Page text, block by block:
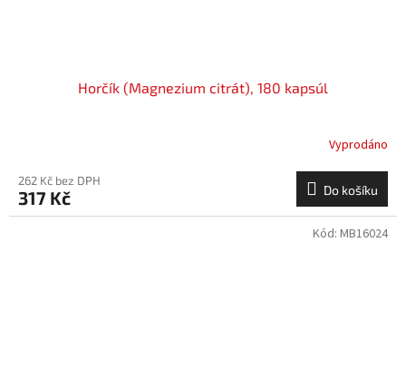
Horčík (Magnezium citrát), 180 kapsúl
Vyprodáno
262 Kč bez DPH
317 Kč Do košíku
Kód: MB16024